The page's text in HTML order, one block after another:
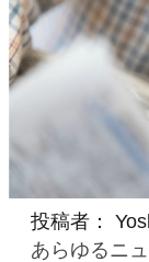
投稿者：
あらゆるニ